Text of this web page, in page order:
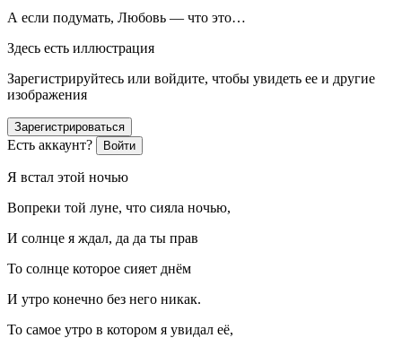
А если подумать, Любовь — что это…
Здесь есть иллюстрация
Зарегистрируйтесь или войдите, чтобы увидеть ее и другие
изображения
Зарегистрироваться
Есть аккаунт? Войти
Я встал этой ночью
Вопреки той луне, что сияла ночью,
И солнце я ждал, да да ты прав
То солнце которое сияет днём
И утро конечно без него никак.
То самое утро в котором я увидал её,